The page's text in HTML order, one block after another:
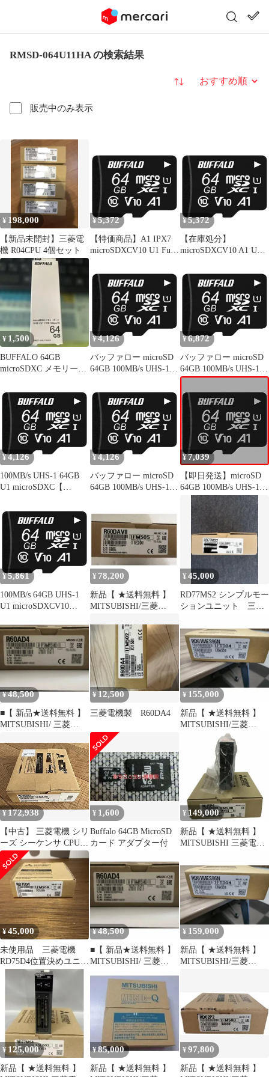
RMSD-064U11HA の検索結果
販売中のみ表示
並び替え
¥ 198,000
【新品未開封】三菱電
機 R04CPU 4個セット
¥ 5,372
【特価商品】A1 IPX7
microSDXCV10 U1 Full
64GB microSD RMSD-
064U11HA/N バッファ
¥ 5,372
【在庫処分】
microSDXCV10 A1 U1
Full 64GB HD microSD
RMSD-064U11HA/N バ
ッファロー
¥ 1,500
BUFFALO 64GB
microSDXC メモリーカ
¥ 4,126
バッファロー microSD
64GB 100MB/s UHS-1
IPX7 Full HD RMSD-
064U11HA/N
¥ 6,872
バッファロー microSD
64GB 100MB/s UHS-1
U1 microSDXC【
Nintendo Switch 対応 】
V10 A1 IPX7 Full HD
RMSD-064U11HA/N
¥ 4,126
100MB/s UHS-1 64GB
U1 microSDXC【
microSD 対応 】V10 A1
IPX7 バッファロー Full
HD RMSD-064U11HA/N
¥ 4,126
バッファロー microSD
64GB 100MB/s UHS-1
V10 A1 IPX7 Full HD
RMSD-064U11HA/N
¥7,039
【即日発送】microSD
64GB 100MB/s UHS-1
U1 microSDXC【
Nintendo バッファロー
Switch 対応 】V10 A1
IPX7 Full HD RMSD-
064U11HA/N
¥5,861
100MB/s 64GB UHS-1
U1 microSDXCV10
バッファロー HD
RMSD-064U11HA/N
¥ 78,200
新品【 ★送料無料 】
MITSUBISHI/三菱
ジタル変換ユニット
【６ヶ月保証】
¥45,000
RD77MS2 シンプルモー
ションユニット 三菱
¥48,500
■【 新品★送料無料 】
MITSUBISHI/ 三菱
ジタル変換ユニット
【６ヶ月保証】
¥12,500
三菱電機製 R60DA4
¥ 155,000
新品【 ★送料無料 】
MITSUBISHI/三菱
RD81MES96N シーケン
サ【６ヶ月保証】
¥172,938
【中古】 三菱電機 シリ
ーズ シーケンサ CPUユ
ニット R04CPU
¥ 1,600
Buffalo 64GB MicroSD
カード アダプター付
¥ 149,000
新品【 ★送料無料 】
MITSUBISHI 三菱電機
¥45,000
未使用品 三菱電機
RD75D4位置決めユニッ
¥48,500
■【 新品★送料無料 】
MITSUBISHI/ 三菱
ジタル変換ユニット
【６ヶ月保証】
¥ 159,000
新品【 ★送料無料 】
MITSUBISHI/三菱
¥ 125,000
新品【 ★送料無料 】
¥85,000
新品【 ★送料無料 】
¥97,800
新品【 ★送料無料 】